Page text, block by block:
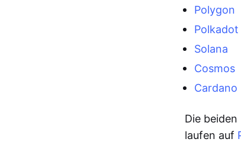
Polygon
Polkadot
Solana
Cosmos
Cardano
Die
laufen auf